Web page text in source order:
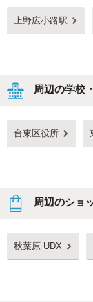
上野広小路駅
周辺の学校
台東区役所
周辺のショ
秋葉原 UDX